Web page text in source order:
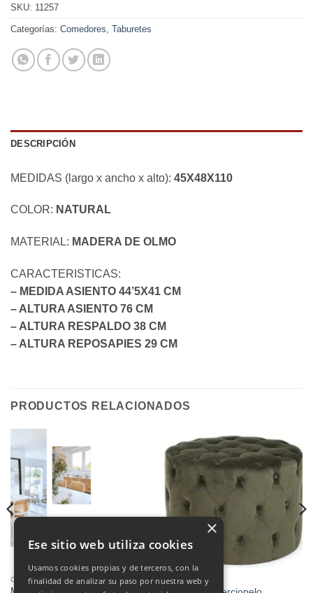
SKU: 11257
Categorías: Comedores Taburetes
DESCRIPCIÓN
MEDIDAS (largo x ancho x alto): 45X48X110
COLOR: NATURAL
MATERIAL: MADERA DE OLMO
CARACTERISTICAS:
– MEDIDA ASIENTO 44’5X41 CM
– ALTURA ASIENTO 76 CM
– ALTURA RESPALDO 38 CM
– ALTURA REPOSAPIES 29 CM
PRODUCTOS RELACIONADOS
COMEDORES COMEDORES
×
Ese sitio web utiliza cookies
Usamos cookies propias y de terceros, con la
finalidad de analizar su paso por nuestra web y